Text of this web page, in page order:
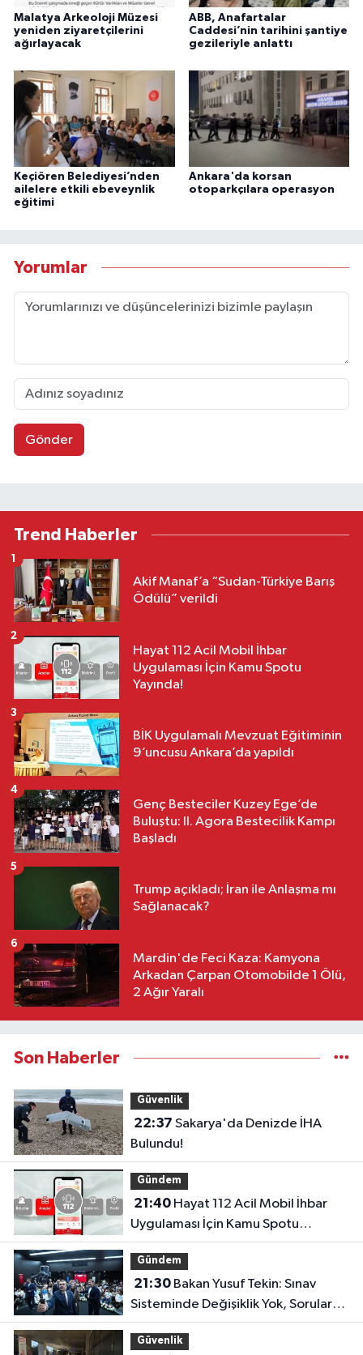
Malatya Arkeoloji Müzesi
yeniden ziyaretçilerini
ağırlayacak
ABB, Anafartalar
Caddesi’nin tarihini şantiye
gezileriyle anlattı
Keçiören Belediyesi’nden
ailelere etkili ebeveynlik
eğitimi
Ankara'da korsan
otoparkçılara operasyon
Yorumlar
Gönder
Trend Haberler
Akif Manaf’a “Sudan-Türkiye Barış
Ödülü” verildi
1
Hayat 112 Acil Mobil İhbar
Uygulaması İçin Kamu Spotu
Yayında!
2
BİK Uygulamalı Mevzuat Eğitiminin
9’uncusu Ankara’da yapıldı
3
Genç Besteciler Kuzey Ege’de
Buluştu: II. Agora Bestecilik Kampı
Başladı
4
Trump açıkladı; İran ile Anlaşma mı
Sağlanacak?
5
Mardin'de Feci Kaza: Kamyona
Arkadan Çarpan Otomobilde 1 Ölü,
2 Ağır Yaralı
6
Son Haberler
Güvenlik
22:37
Bulundu!
Gündem
21:40Hayat 112 Acil Mobil İhbar
Uygulaması İçin Kamu Spotu
Yayında!
Gündem
21:30Bakan Yusuf Tekin: Sınav
Sisteminde Değişiklik Yok, Sorular
Yeni Müfredata Uygun Olacak
Güvenlik